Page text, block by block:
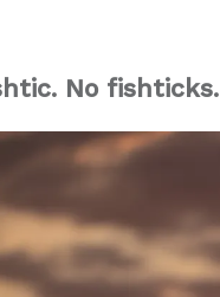
No fishticks.